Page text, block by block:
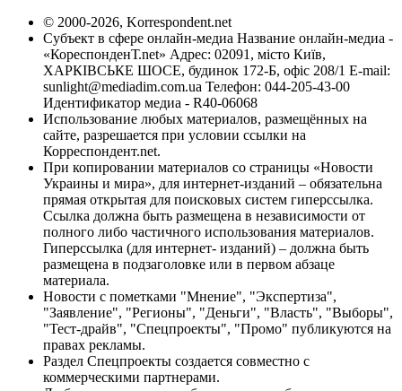
© 2000-2026, Korrespondent.net
Субъект в сфере онлайн-медиа Название онлайн-медиа -
«КореспонденТ.net» Адрес: 02091, місто Київ,
ХАРКІВСЬКЕ ШОСЕ, будинок 172-Б, офіс 208/1 E-mail:
sunlight@mediadim.com.ua Телефон: 044-205-43-00
Идентификатор медиа - R40-06068
Использование любых материалов, размещённых на
сайте, разрешается при условии ссылки на
Корреспондент.net.
При копировании материалов со страницы «Новости
Украины и мира», для интернет-изданий – обязательна
прямая открытая для поисковых систем гиперссылка.
Ссылка должна быть размещена в независимости от
полного либо частичного использования материалов.
Гиперссылка (для интернет- изданий) – должна быть
размещена в подзаголовке или в первом абзаце
материала.
Новости с пометками "Мнение", "Экспертиза",
"Заявление", "Регионы", "Деньги", "Власть", "Выборы",
"Тест-драйв", "Спецпроекты", "Промо" публикуются на
правах рекламы.
Раздел Спецпроекты создается совместно с
коммерческими партнерами.